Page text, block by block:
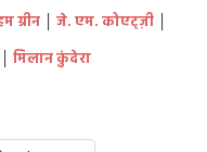
ग्रीन │जे. एम. कोएट्ज़ी
मिलान कुंदेरा